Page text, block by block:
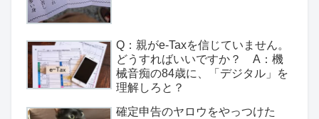
Q：親がe-Taxを信じていません。
どうすればいいですか？ A：機
械音痴の84歳に、「デジタル」を
理解しろと？
確定申告のヤロウをやっつけた